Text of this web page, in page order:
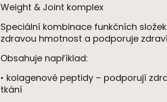
Weight & Joint komplex
Speciální kombinace funkčních
zdravou hmotnost a podporuje
Obsahuje například:
• kolagenové peptidy – podporují
tkání